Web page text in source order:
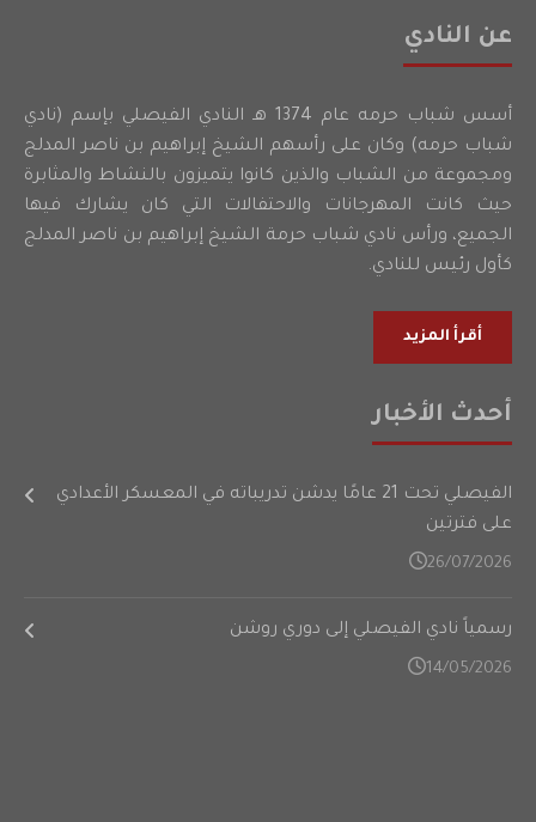
عن النادي
أسس شباب حرمه عام 1374 هـ النادي الفيصلي بإسم (نادي
شباب حرمه) وكان على رأسهم الشيخ إبراهيم بن ناصر المدلج
ومجموعة من الشباب والذين كانوا يتميزون بالنشاط والمثابرة
حيث كانت المهرجانات والاحتفالات التي كان يشارك فيها
الجميع، ورأس نادي شباب حرمة الشيخ إبراهيم بن ناصر المدلج
كأول رئيس للنادي.
أقرأ المزيد
أحدث الأخبار
الفيصلي تحت 21 عامًا يدشن تدريباته في المعسكر الأعدادي
على فترتين
26/07/2026
رسمياً نادي الفيصلي إلى دوري روشن
14/05/2026